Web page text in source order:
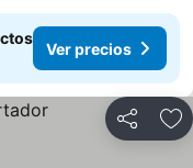
Ver precios
Compartir